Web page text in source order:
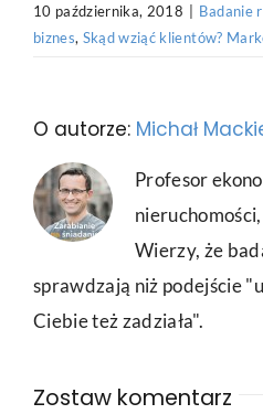
10 października, 2018
Badanie
biznes, Skąd wziąć klientów?
O autorze: Michał
Profesor
Wierzy, że
sprawdzają niż podejście
Ciebie też zadziała".
Zostaw komentarz